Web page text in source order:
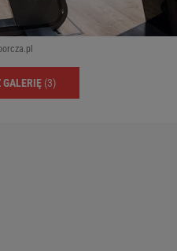
GALERIĘ (3)